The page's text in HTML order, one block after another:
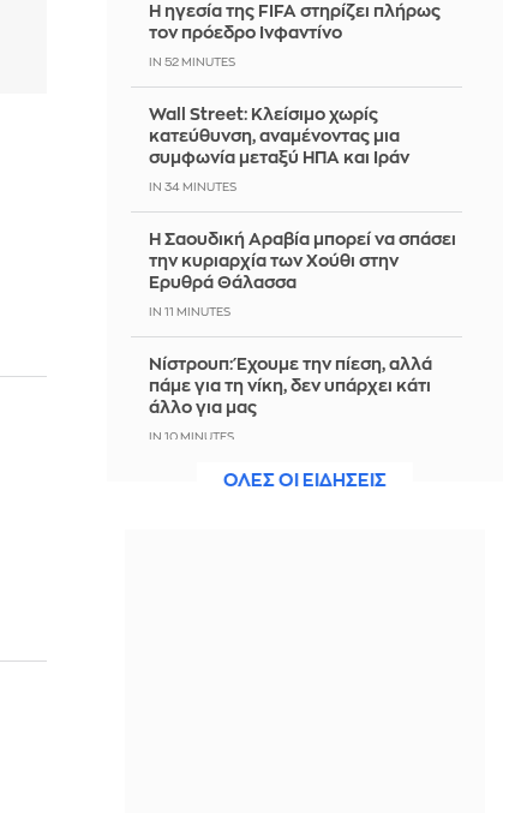
Η ηγεσία της FIFA στηρίζει πλήρως
τον πρόεδρο Ινφαντίνο
IN 52 MINUTES
Wall Street: Κλείσιμο χωρίς
κατεύθυνση, αναμένοντας μια
συμφωνία μεταξύ ΗΠΑ και Ιράν
IN 34 MINUTES
Η Σαουδική Αραβία μπορεί να σπάσει
την κυριαρχία των Χούθι στην
Ερυθρά Θάλασσα
IN 11 MINUTES
Νίστρουπ: Έχουμε την πίεση, αλλά
πάμε για τη νίκη, δεν υπάρχει κάτι
άλλο για μας
IN 10 MINUTES
Άννα Πρέλεβιτς: Το τρυφερό
ΟΛΕΣ ΟΙ ΕΙΔΗΣΕΙΣ